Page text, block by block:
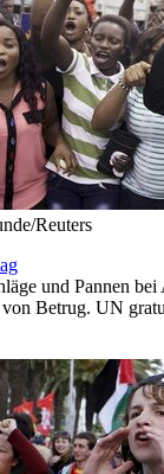
Reuters
und Pannen bei
Betrug. UN